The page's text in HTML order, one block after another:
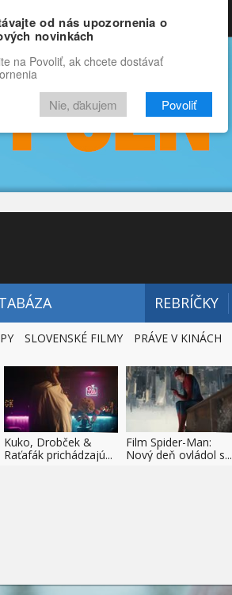
Docu
FILMY
REBRÍČKY
SLOVENSKÉ FILMY PRÁVE V KINÁCH
Kuko, Drobček &
Raťafák prichádzajú...
Film Spider-Man:
Nový deň ovládol s...
od nás upozornenia o
novinkách
na Povoliť, ak chcete dostávať
Nie, ďakujem Povoliť